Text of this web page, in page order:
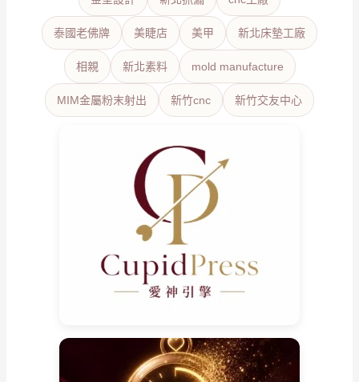
泰國老佛牌 美睫店 美甲 新北床墊工廠
相親 新北素料 mold manufacture
MIM金屬粉末射出 新竹cnc 新竹交友中心